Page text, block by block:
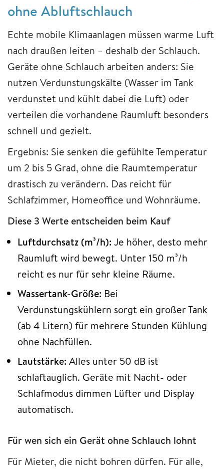
ohne Abluftschlauch
Echte mobile Klimaanlagen müssen warme Luft
nach draußen leiten – deshalb der Schlauch.
Geräte ohne Schlauch arbeiten anders: Sie
nutzen Verdunstungskälte (Wasser im Tank
verdunstet und kühlt dabei die Luft) oder
verteilen die vorhandene Raumluft besonders
schnell und gezielt.
Ergebnis: Sie senken die gefühlte Temperatur
um 2 bis 5 Grad, ohne die Raumtemperatur
drastisch zu verändern. Das reicht für
Schlafzimmer, Homeoffice und Wohnräume.
Diese 3 Werte entscheiden beim Kauf
Luftdurchsatz (m³/h): Je höher, desto mehr
Raumluft wird bewegt. Unter 150 m³/h
reicht es nur für sehr kleine Räume.
Wassertank-Größe: Bei
Verdunstungskühlern sorgt ein großer Tank
(ab 4 Litern) für mehrere Stunden Kühlung
ohne Nachfüllen.
Lautstärke: Alles unter 50 dB ist
schlaftauglich. Geräte mit Nacht- oder
Schlafmodus dimmen Lüfter und Display
automatisch.
Für wen sich ein Gerät ohne Schlauch lohnt
Für Mieter, die nicht bohren dürfen. Für alle,